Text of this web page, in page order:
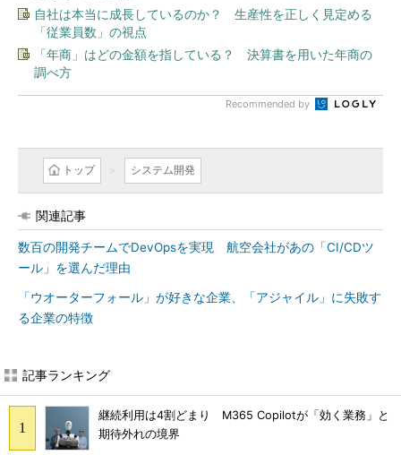
自社は本当に成長しているのか？ 生産性を正しく見定める
「従業員数」の視点
「年商」はどの金額を指している？ 決算書を用いた年商の
調べ方
Recommended by
トップ システム開発
関連記事
数百の開発チームでDevOpsを実現 航空会社があの「CI/CDツ
ール」を選んだ理由
「ウオーターフォール」が好きな企業、「アジャイル」に失敗す
る企業の特徴
記事ランキング
継続利用は4割どまり M365 Copilotが「効く業務」と
期待外れの境界